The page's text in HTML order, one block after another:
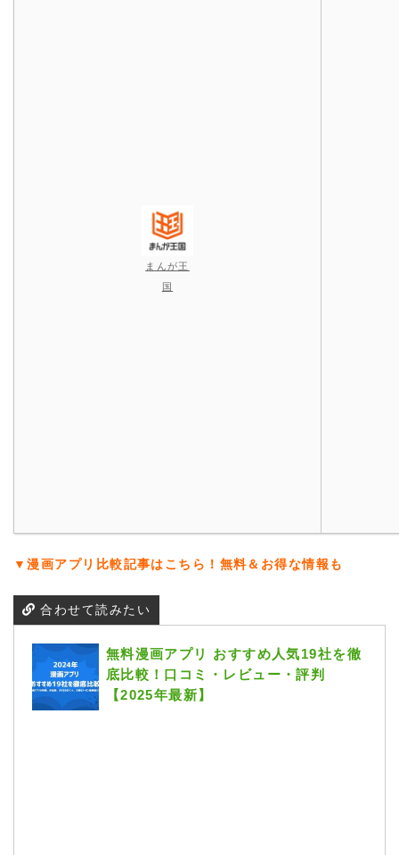
まんが王
国
▼漫画アプリ比較記事はこちら！無料＆お得な情報も
合わせて読みたい
無料漫画アプリ おすすめ人気19社を徹
底比較！口コミ・レビュー・評判
【2025年最新】